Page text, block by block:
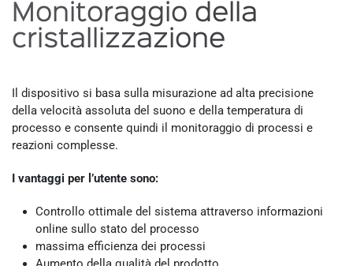
Monitoraggio della
cristallizzazione
Il dispositivo si basa sulla misurazione ad alta precisione
della velocità assoluta del suono e della temperatura di
processo e consente quindi il monitoraggio di processi e
reazioni complesse.
I vantaggi per l’utente sono:
Controllo ottimale del sistema attraverso informazioni
online sullo stato del processo
massima efficienza dei processi